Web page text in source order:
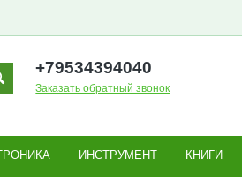
+79534394040
Заказать обратный звонок
ИНСТРУМЕНТ КНИГИ